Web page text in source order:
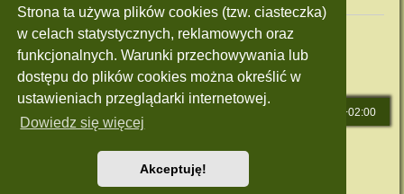
Strona ta używa plików cookies (tzw. ciasteczka)
w celach statystycznych, reklamowych oraz
funkcjonalnych. Warunki przechowywania lub
dostępu do plików cookies można określić w
ustawieniach przeglądarki internetowej.
Dowiedz się więcej
Akceptuję!
Twoje uprawnienia na tym forum
Nie możesz
tworzyć nowych tematów
Nie możeszodpowiadać w tematach
Nie możeszzmieniać swoich postów
Nie możesz usuwać swoich postów
Nie możesz dodawać załączników
UTC+02:00
Style: Green-Style by Joyce&LunaphpBB-Style-Design
Zasady ochrony danych osobowych